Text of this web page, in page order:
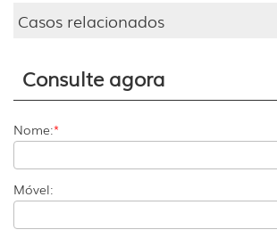
Casos relacionados
Consulte agora
Nome:*
Móvel: